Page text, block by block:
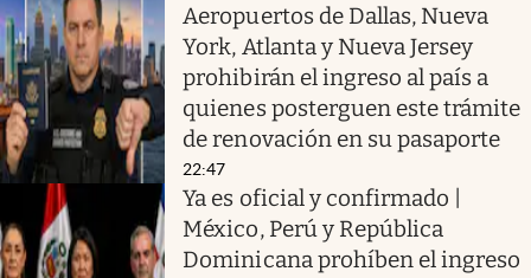
Aeropuertos de Dallas, Nueva
York, Atlanta y Nueva Jersey
prohibirán el ingreso al país a
quienes posterguen este trámite
de renovación en su pasaporte
22:47
Ya es oficial y confirmado |
México, Perú y República
Dominicana prohíben el ingreso